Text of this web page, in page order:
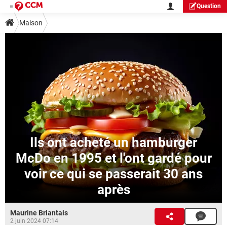
Question
Maison
Ils ont acheté un hamburger
McDo en 1995 et l'ont gardé pour
voir ce qui se passerait 30 ans
après
Maurine Briantais
2 juin 2024 07:14